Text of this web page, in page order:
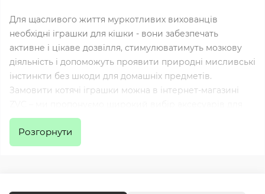
Для щасливого життя муркотливих вихованців
необхідні іграшки для кішки - вони забезпечать
активне і цікаве дозвілля, стимулюватимуть мозкову
діяльність і допоможуть проявити природні мисливські
інстинкти без шкоди для домашніх предметів.
Замовити котячі іграшки можна в інтернет-магазині
тварин будь-яких порід, незалежно від віку.
Різновиди іграшок для котів у
Розгорнути